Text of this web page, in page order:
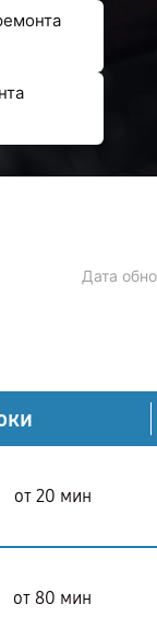
Дата
от 20 мин
от 80 мин